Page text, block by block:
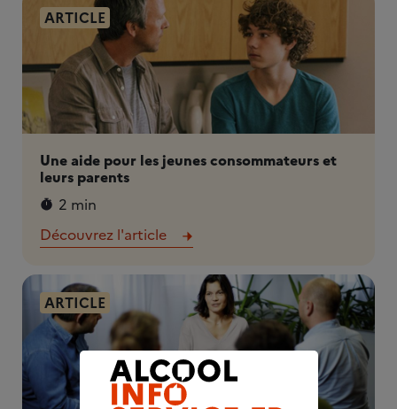
ARTICLE
Une aide pour les jeunes consommateurs et
leurs parents
2 min
Découvrez l'article
ARTICLE